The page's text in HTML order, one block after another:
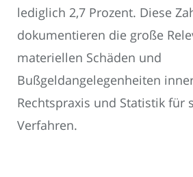
lediglich 2,7 Prozent. Diese
dokumentieren die große
materiellen Schäden und
Bußgeldangelegenheiten
Rechtspraxis und Statistik für
Verfahren.